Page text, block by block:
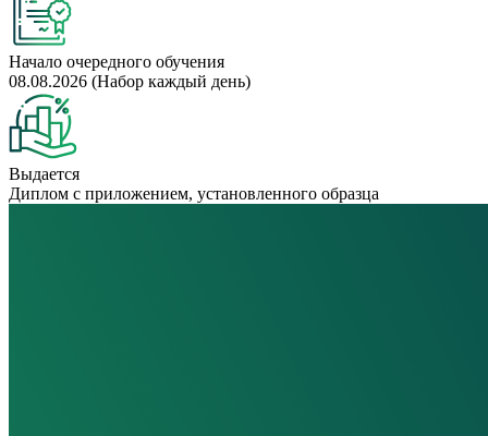
Начало очередного обучения
08.08.2026 (Набор каждый день)
Выдается
Диплом с приложением, установленного образца